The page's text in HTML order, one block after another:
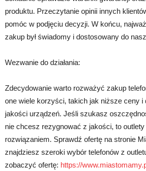
produktu. Przeczytanie opinii innych
pomóc w podjęciu decyzji. W końcu,
zakup był świadomy i dostosowany do
Wezwanie do działania:
Zdecydowanie warto rozważyć zakup
one wiele korzyści, takich jak niższe ceny i
jakości urządzeń. Jeśli szukasz
nie chcesz rezygnować z jakości, to
rozwiązaniem. Sprawdź ofertę na stronie
znajdziesz szeroki wybór telefonów z
zobaczyć ofertę: https://